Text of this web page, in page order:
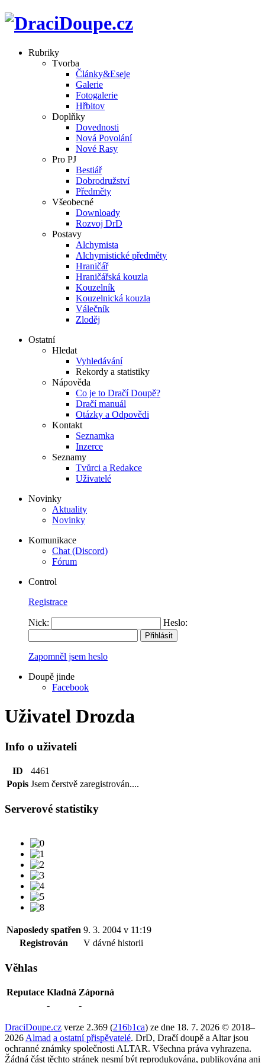
Rubriky
Tvorba
Články&Eseje
Galerie
Fotogalerie
Hřbitov
Doplňky
Dovednosti
Nová Povolání
Nové Rasy
Pro PJ
Bestiář
Dobrodružství
Předměty
Všeobecné
Downloady
Rozvoj DrD
Postavy
Alchymista
Alchymistické předměty
Hraničář
Hraničářská kouzla
Kouzelník
Kouzelnická kouzla
Válečník
Zloděj
Ostatní
Hledat
Vyhledávání
Rekordy a statistiky
Nápověda
Co je to Dračí Doupě?
Dračí manuál
Otázky a Odpovědi
Kontakt
Seznamka
Inzerce
Seznamy
Tvůrci a Redakce
Uživatelé
Novinky
Aktuality
Novinky
Komunikace
Chat (Discord)
Fórum
Control
Registrace
Nick: Heslo:
Zapomněl jsem heslo
Doupě jinde
Facebook
Uživatel Drozda
Info o uživateli
ID
4461
Popis Jsem čerstvě zaregistrován....
Serverové statistiky
Naposledy spatřen 9. 3. 2004 v 11:19
Registrován
V dávné historii
Věhlas
Reputace Kladná Záporná
-
-
DraciDoupe.cz verze 2.369 (216b1ca) ze dne 18. 7. 2026 © 2018–
2026 Almad a ostatní přispěvatelé. DrD, Dračí doupě a Altar jsou
ochranné známky společnosti ALTAR. Všechna práva vyhrazena.
Žádná část těchto stránek nesmí být reprodukována, publikována ani